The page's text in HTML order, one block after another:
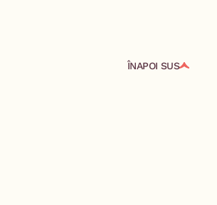
ÎNAPOI SUS